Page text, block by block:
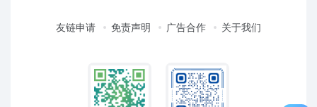
友链申请 免责声明 广告合作 关于我们